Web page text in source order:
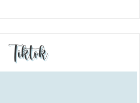
Tiktok